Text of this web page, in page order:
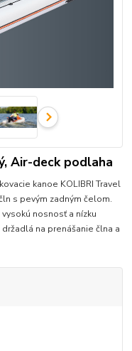
Air-deck podlaha
kanoe KOLIBRI Travel
s pevým zadným čelom.
nosnosť a nízku
na prenášanie člna a